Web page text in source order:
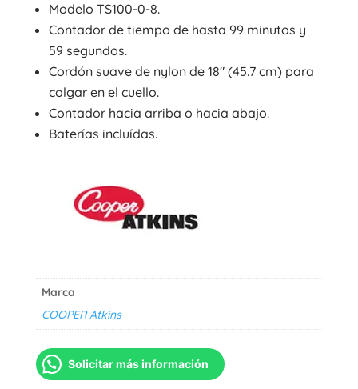
Modelo TS100-0-8.
Contador de tiempo de hasta 99 minutos y
59 segundos.
Cordón suave de nylon de 18″ (45.7 cm) para
colgar en el cuello.
Contador hacia arriba o hacia abajo.
Baterías incluídas.
Marca
COOPER Atkins
Solicitar más información